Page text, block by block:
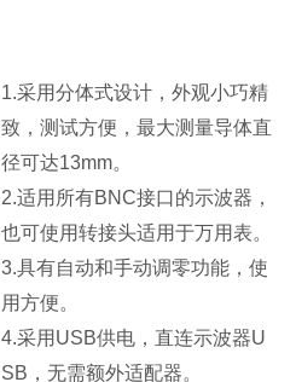
1.采用分体式设计，外观小巧精
致，测试方便，最大测量导体直
径可达13mm。
2.适用所有BNC接口的示波器，
也可使用转接头适用于万用表。
3.具有自动和手动调零功能，使
用方便。
4.采用USB供电，直连示波器U
SB，无需额外适配器。